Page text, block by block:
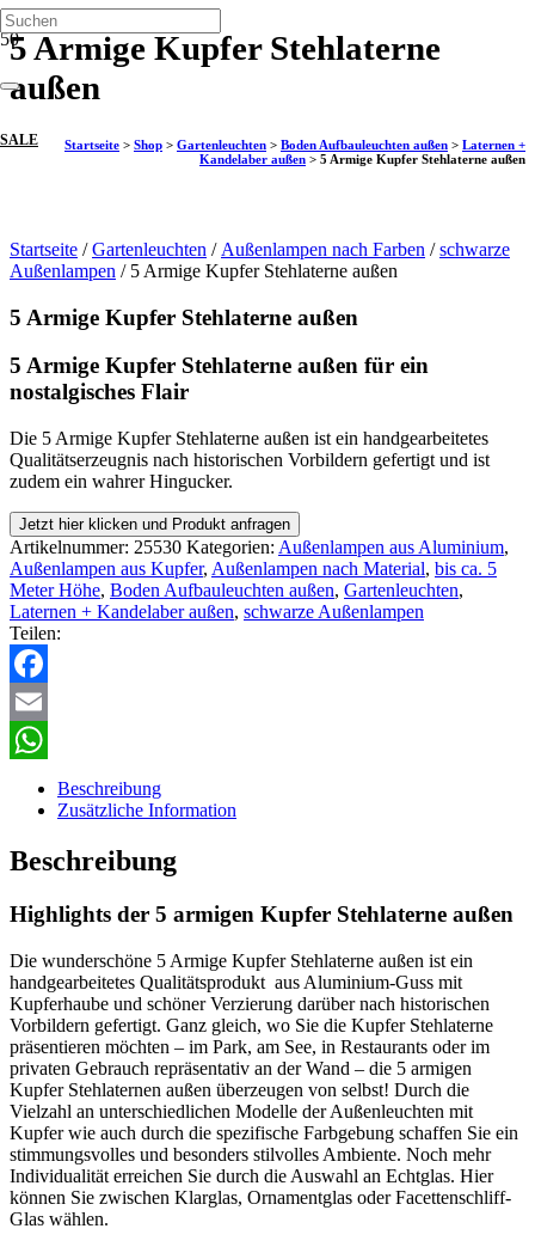
SALE
5 Armige Kupfer Stehlaterne
außen
Startseite > Shop > Gartenleuchten > Boden Aufbauleuchten außen > Laternen +
Kandelaber außen > 5 Armige Kupfer Stehlaterne außen
Startseite /Gartenleuchten / Außenlampen nach Farben /schwarze
Außenlampen / 5 Armige Kupfer Stehlaterne außen
5 Armige Kupfer Stehlaterne außen
5 Armige Kupfer Stehlaterne außen für ein
nostalgisches Flair
Die 5 Armige Kupfer Stehlaterne außen ist ein handgearbeitetes
Qualitätserzeugnis nach historischen Vorbildern gefertigt und ist
zudem ein wahrer Hingucker.
Jetzt hier klicken und Produkt anfragen
Artikelnummer: 25530 Kategorien: Außenlampen aus Aluminium,
Außenlampen aus Kupfer, Außenlampen nach Material, bis ca. 5
Meter Höhe, Boden Aufbauleuchten außen, Gartenleuchten,
Laternen + Kandelaber außen, schwarze Außenlampen
Teilen:
Facebook
Email
WhatsApp
Beschreibung
Zusätzliche Information
Beschreibung
Highlights der 5 armigen Kupfer Stehlaterne außen
Die wunderschöne 5 Armige Kupfer Stehlaterne außen ist ein
handgearbeitetes Qualitätsprodukt aus Aluminium-Guss mit
Kupferhaube und schöner Verzierung darüber nach historischen
Vorbildern gefertigt. Ganz gleich, wo Sie die Kupfer Stehlaterne
präsentieren möchten – im Park, am See, in Restaurants oder im
privaten Gebrauch repräsentativ an der Wand – die 5 armigen
Kupfer Stehlaternen außen überzeugen von selbst! Durch die
Vielzahl an unterschiedlichen Modelle der Außenleuchten mit
Kupfer wie auch durch die spezifische Farbgebung schaffen Sie ein
stimmungsvolles und besonders stilvolles Ambiente. Noch mehr
Individualität erreichen Sie durch die Auswahl an Echtglas. Hier
können Sie zwischen Klarglas, Ornamentglas oder Facettenschliff-
Glas wählen.